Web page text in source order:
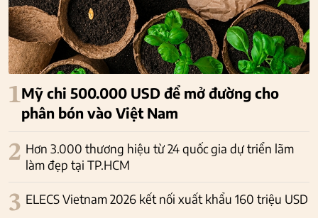
1Mỹ chi 500.000 USD để mở đường cho
phân bón vào Việt Nam
2 Hơn 3.000 thương hiệu từ 24 quốc gia dự triển lãm
làm đẹp tại TP.HCM
3 ELECS Vietnam 2026 kết nối xuất khẩu 160 triệu USD